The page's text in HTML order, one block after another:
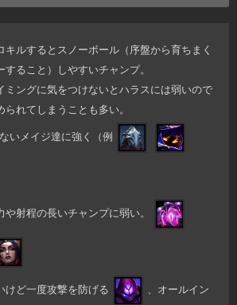
キルするとスノーボール（序盤から育ちまく
ること）しやすいチャンプ。
ミングに気をつけないとハラスには弱いので
れてしまうことも多い。
いメイジ達に強く（例
射程の長いチャンプに弱い。
けど一度攻撃を防げる 、オールイン